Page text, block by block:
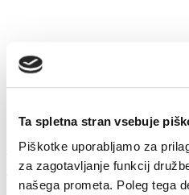
Ta spletna stran vsebuje
Piškotke uporabljamo za
za zagotavljanje funkcij
našega prometa. Poleg tega
O koncu ogrevalne
upora...